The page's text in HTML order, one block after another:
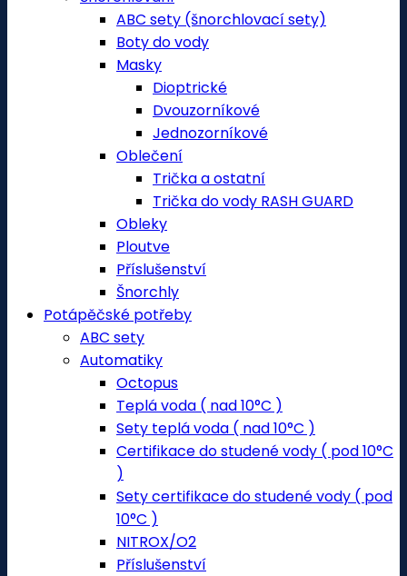
ABC sety (šnorchlovací sety)
Boty do vody
Masky
Dioptrické
Dvouzorníkové
Jednozorníkové
Oblečení
Trička a ostatní
Trička do vody RASH GUARD
Obleky
Ploutve
Příslušenství
Šnorchly
Potápěčské potřeby
ABC sety
Automatiky
Octopus
Teplá voda ( nad 10°C )
Sety teplá voda ( nad 10°C )
Certifikace do studené vody ( pod 10°C
)
Sety certifikace do studené vody ( pod
10°C )
NITROX/O2
Příslušenství